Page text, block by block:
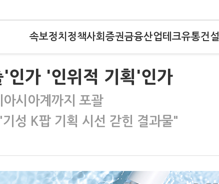
속보정치 정책사회 증권금융산업테크유통건설
인가 '인위적 기획'인가
시아계까지 포괄
성 K팝 기획 시선 갇힌 결과물"